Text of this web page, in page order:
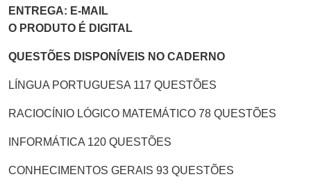
ENTREGA: E-MAIL
O PRODUTO É DIGITAL
QUESTÕES DISPONÍVEIS NO CADERNO
LÍNGUA PORTUGUESA 117 QUESTÕES
RACIOCÍNIO LÓGICO MATEMÁTICO 78 QUESTÕES
INFORMÁTICA 120 QUESTÕES
CONHECIMENTOS GERAIS 93 QUESTÕES